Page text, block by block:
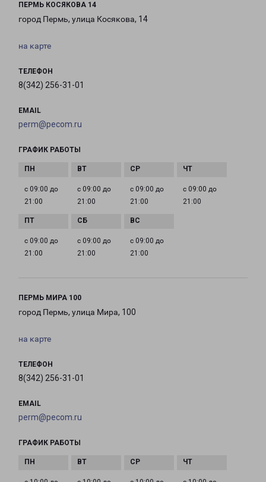
ПЕРМЬ КОСЯКОВА 14
город Пермь, улица Косякова, 14
на карте
ТЕЛЕФОН
8(342) 256-31-01
EMAIL
perm@pecom.ru
ГРАФИК РАБОТЫ
с 09:00 до
21:00
с 09:00 до
21:00
с 09:00 до
21:00
с 09:00 до
21:00
с 09:00 до
21:00
с 09:00 до
21:00
с 09:00 до
21:00
ПЕРМЬ МИРА 100
город Пермь, улица Мира, 100
на карте
ТЕЛЕФОН
8(342) 256-31-01
EMAIL
perm@pecom.ru
ГРАФИК РАБОТЫ